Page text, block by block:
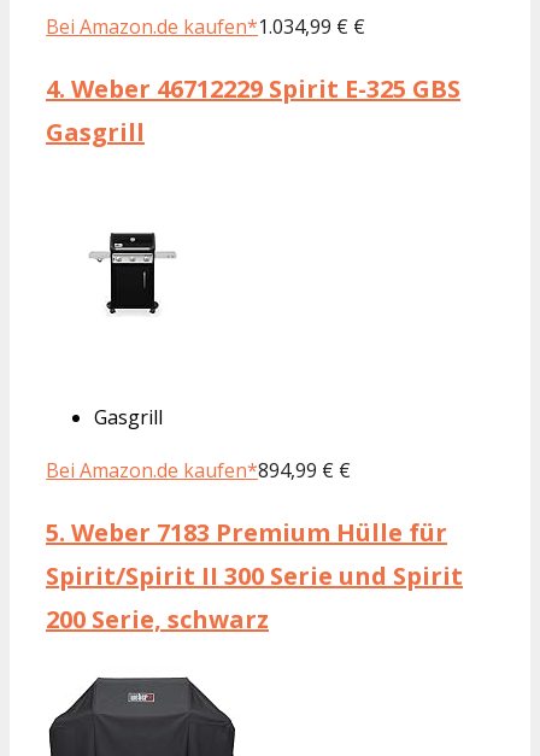
Bei Amazon.de kaufen*1.034,99 € €
4. Weber 46712229 Spirit E-325 GBS
Gasgrill
Gasgrill
Bei Amazon.de kaufen*894,99 € €
5. Weber 7183 Premium Hülle für
Spirit/Spirit II 300 Serie und Spirit
200 Serie, schwarz